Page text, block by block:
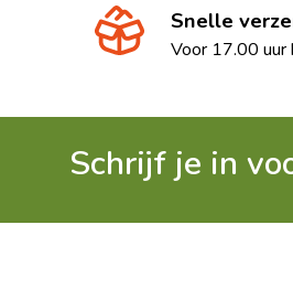
Snelle
Voor 17.00 uur
Schrijf je in